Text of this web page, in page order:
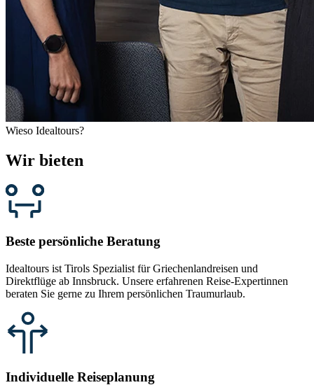
Wieso Idealtours?
Wir bieten
Beste persönliche Beratung
Idealtours ist Tirols Spezialist für Griechenlandreisen und
Direktflüge ab Innsbruck. Unsere erfahrenen Reise-Expertinnen
beraten Sie gerne zu Ihrem persönlichen Traumurlaub.
Individuelle Reiseplanung